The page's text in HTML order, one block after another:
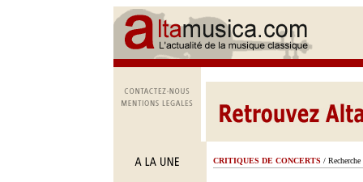
CRITIQUES DE CONCERTS / Recherche